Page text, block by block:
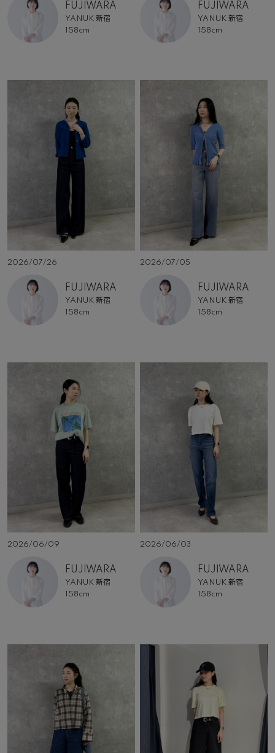
FUJIWARA
YANUK 新宿
158cm
FUJIWARA
YANUK 新宿
158cm
2026/07/26
FUJIWARA
YANUK 新宿
158cm
2026/07/05
FUJIWARA
YANUK 新宿
158cm
2026/06/09
FUJIWARA
YANUK 新宿
158cm
2026/06/03
FUJIWARA
YANUK 新宿
158cm